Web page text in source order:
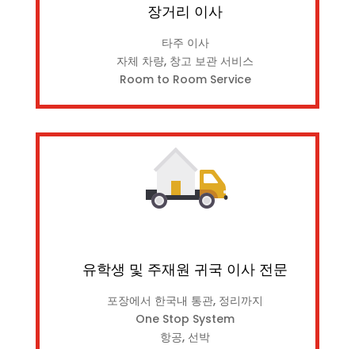
장거리 이사
타주 이사
자체 차량, 창고 보관 서비스
Room to Room Service
유학생 및 주재원 귀국 이사 전문
포장에서 한국내 통관, 정리까지
One Stop System
항공, 선박